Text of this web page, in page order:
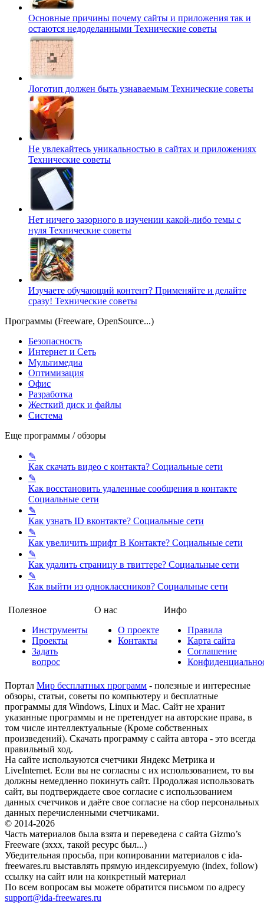
Основные причины почему сайты и приложения так и
остаются недоделанными Технические советы
Логотип должен быть узнаваемым Технические советы
Не увлекайтесь уникальностью в сайтах и приложениях
Технические советы
Нет ничего зазорного в изучении какой-либо темы с
нуля Технические советы
Изучаете обучающий контент? Применяйте и делайте
сразу! Технические советы
Программы (Freeware, OpenSource...)
Безопасность
Интернет и Сеть
Мультимедиа
Оптимизация
Офис
Разработка
Жесткий диск и файлы
Система
Еще программы / обзоры
✎
Как скачать видео с контакта? Социальные сети
✎
Как восстановить удаленные сообщения в контакте
Социальные сети
✎
Как узнать ID вконтакте? Социальные сети
✎
Как увеличить шрифт В Контакте? Социальные сети
✎
Как удалить страницу в твиттере? Социальные сети
✎
Как выйти из одноклассников? Социальные сети
Полезное
Инструменты
Проекты
Задать
вопрос
О нас
О проекте
Контакты
Инфо
Правила
Карта сайта
Соглашение
Портал Мир бесплатных программ - полезные и интересные
обзоры, статьи, советы по компьютеру и бесплатные
программы для Windows, Linux и Mac. Сайт не хранит
указанные программы и не претендует на авторские права, в
том числе интеллектуальные (Кроме собственных
произведений). Скачать программу с сайта автора - это всегда
правильный ход.
На сайте используются счетчики Яндекс Метрика и
LiveInternet. Если вы не согласны с их использованием, то вы
должны немедленно покинуть сайт. Продолжая использовать
сайт, вы подтверждаете свое согласие с использованием
данных счетчиков и даёте свое согласие на сбор персональных
данных перечисленными счетчиками.
© 2014-2026
Часть материалов была взята и переведена с сайта Gizmo’s
Freeware (эххх, такой ресурс был...)
Убедительная просьба, при копировании материалов с ida-
freewares.ru выставлять прямую индексируемую (index, follow)
ссылку на сайт или на конкретный материал
По всем вопросам вы можете обратится письмом по адресу
support@ida-freewares.ru